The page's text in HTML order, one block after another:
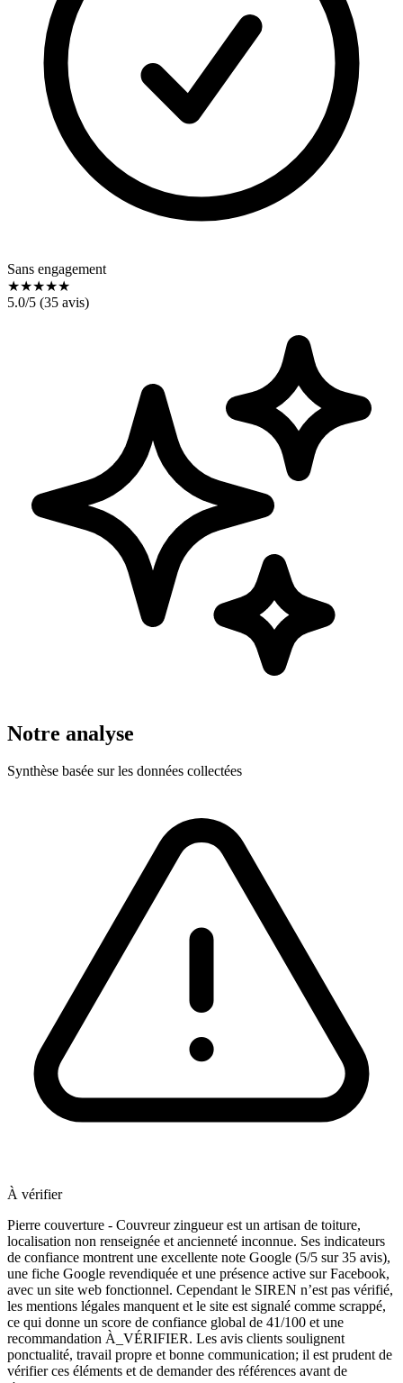
Sans engagement
★★★★★
5.0/5 (35 avis)
Notre analyse
Synthèse basée sur les données collectées
À vérifier
Pierre couverture - Couvreur zingueur est un artisan de toiture,
localisation non renseignée et ancienneté inconnue. Ses indicateurs
de confiance montrent une excellente note Google (5/5 sur 35 avis),
une fiche Google revendiquée et une présence active sur Facebook,
avec un site web fonctionnel. Cependant le SIREN n’est pas vérifié,
les mentions légales manquent et le site est signalé comme scrappé,
ce qui donne un score de confiance global de 41/100 et une
recommandation À_VÉRIFIER. Les avis clients soulignent
ponctualité, travail propre et bonne communication; il est prudent de
vérifier ces éléments et de demander des références avant de